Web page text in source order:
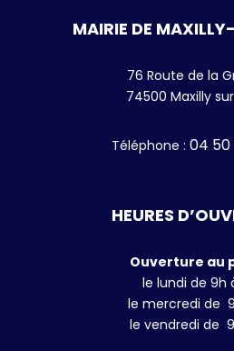
MAIRIE DE
76 Route de la
74500 Maxilly
Téléphone : 04 50
HEURES
Ouverture au
le lundi de 9h
le mercredi de
le vendredi de